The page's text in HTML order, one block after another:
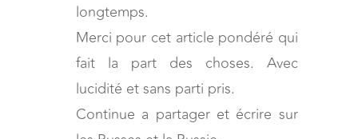
longtemps.
Merci pour cet article pondéré qui
fait la part des choses. Avec
lucidité et sans parti pris.
Continue a partager et écrire sur